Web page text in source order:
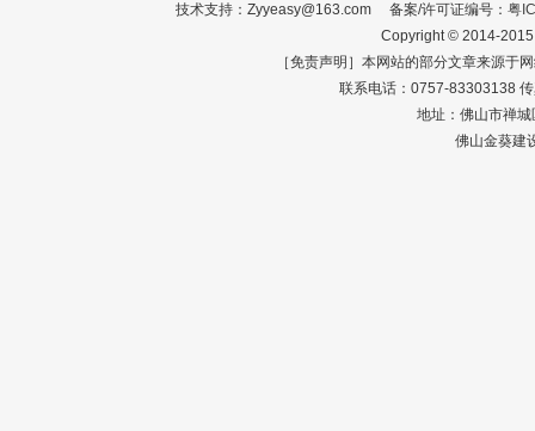
技术支持：Zyyeasy@163.com 备案/许可证编号： 粤
Copyright © 2014-
［免责声明］本网站的部分文章来源于
联系电话：0757-83303138
地址：佛山市禅
佛山金葵建